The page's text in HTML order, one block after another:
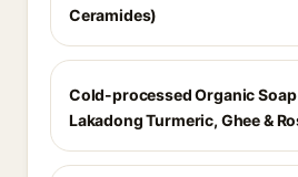
Ceramides)
Cold-processed Organic
Lakadong Turmeric, Ghee &